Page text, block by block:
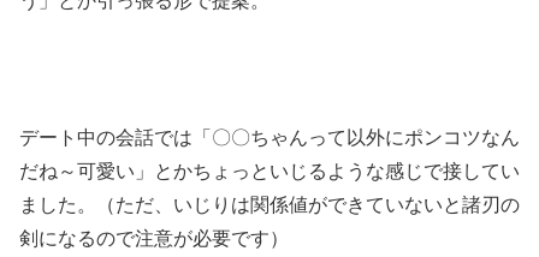
デート中の会話では「〇〇ちゃんって以外にポンコツなん
だね～可愛い」とかちょっといじるような感じで接してい
ました。（ただ、いじりは関係値ができていないと諸刃の
剣になるので注意が必要です）